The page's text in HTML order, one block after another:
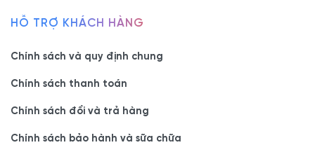
HỖ TRỢ KHÁCH HÀNG
Chính sách và quy định chung
Chính sách thanh toán
Chính sách đổi và trả hàng
Chính sách bảo hành và sữa chữa